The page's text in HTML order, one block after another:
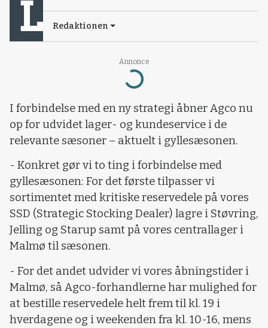
Annonce
Loading...
Redaktionen
I forbindelse med en ny strategi åbner Agco nu
op for udvidet lager- og kundeservice i de
relevante sæsoner – aktuelt i gyllesæsonen.
- Konkret gør vi to ting i forbindelse med
gyllesæsonen: For det første tilpasser vi
sortimentet med kritiske reservedele på vores
SSD (Strategic Stocking Dealer) lagre i Støvring,
Jelling og Starup samt på vores centrallager i
Malmø til sæsonen.
- For det andet udvider vi vores åbningstider i
Malmø, så Agco-forhandlerne har mulighed for
at bestille reservedele helt frem til kl. 19 i
hverdagene og i weekenden fra kl. 10-16, mens